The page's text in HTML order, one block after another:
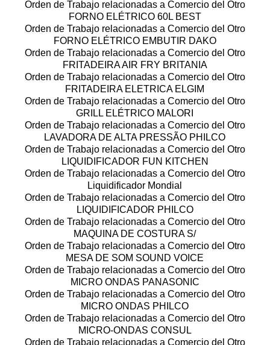
Orden de Trabajo relacionadas a Comercio del Otro
FORNO ELÉTRICO 60L BEST
Orden de Trabajo relacionadas a Comercio del Otro
FORNO ELÉTRICO EMBUTIR DAKO
Orden de Trabajo relacionadas a Comercio del Otro
FRITADEIRA AIR FRY BRITANIA
Orden de Trabajo relacionadas a Comercio del Otro
FRITADEIRA ELETRICA ELGIM
Orden de Trabajo relacionadas a Comercio del Otro
GRILL ELÉTRICO MALORI
Orden de Trabajo relacionadas a Comercio del Otro
LAVADORA DE ALTA PRESSÃO PHILCO
Orden de Trabajo relacionadas a Comercio del Otro
LIQUIDIFICADOR FUN KITCHEN
Orden de Trabajo relacionadas a Comercio del Otro
Liquidificador Mondial
Orden de Trabajo relacionadas a Comercio del Otro
LIQUIDIFICADOR PHILCO
Orden de Trabajo relacionadas a Comercio del Otro
MAQUINA DE COSTURA S/
Orden de Trabajo relacionadas a Comercio del Otro
MESA DE SOM SOUND VOICE
Orden de Trabajo relacionadas a Comercio del Otro
MICRO ONDAS PANASONIC
Orden de Trabajo relacionadas a Comercio del Otro
MICRO ONDAS PHILCO
Orden de Trabajo relacionadas a Comercio del Otro
MICRO-ONDAS CONSUL
Orden de Trabajo relacionadas a Comercio del Otro